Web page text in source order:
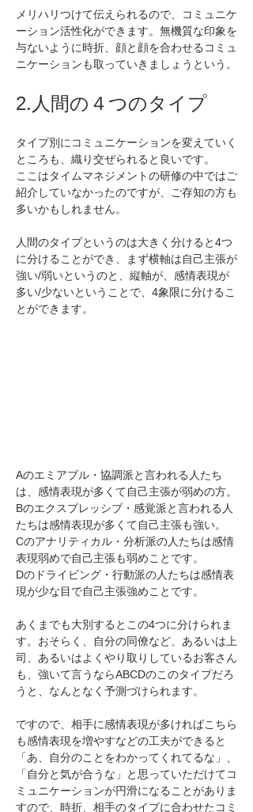
メリハリつけて伝えられるので、コミュニケ
ーション活性化ができます。無機質な印象を
与ないように時折、顔と顔を合わせるコミュ
ニケーションも取っていきましょうという。
2.人間の４つのタイプ
タイプ別にコミュニケーションを変えていく
ところも、織り交ぜられると良いです。
ここはタイムマネジメントの研修の中ではご
紹介していなかったのですが、ご存知の方も
多いかもしれません。
人間のタイプというのは大きく分けると4つ
に分けることができ、まず横軸は自己主張が
強い/弱いというのと、縦軸が、感情表現が
多い/少ないということで、4象限に分けるこ
とができます。
Aのエミアブル・協調派と言われる人たち
は、感情表現が多くて自己主張が弱めの方。
Bのエクスプレッシブ・感覚派と言われる人
たちは感情表現が多くて自己主張も強い。
Cのアナリティカル・分析派の人たちは感情
表現弱めで自己主張も弱めことです。
Dのドライビング・行動派の人たちは感情表
現が少な目で自己主張強めことです。
あくまでも大別するとこの4つに分けられま
す。おそらく、自分の同僚など、あるいは上
司、あるいはよくやり取りしているお客さん
も、強いて言うならABCDのこのタイプだろ
うと、なんとなく予測づけられます。
ですので、相手に感情表現が多ければこちら
も感情表現を増やすなどの工夫ができると
「あ、自分のことをわかってくれてるな」、
「自分と気が合うな」と思っていただけてコ
ミュニケーションが円滑になることがありま
すので、時折、相手のタイプに合わせたコミ